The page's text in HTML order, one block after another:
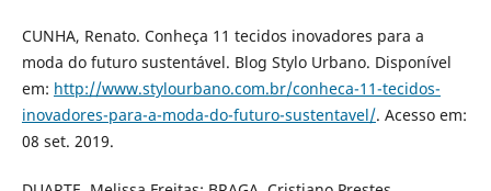
CUNHA, Renato. Conheça 11 tecidos inovadores para a
moda do futuro sustentável. Blog Stylo Urbano. Disponível
em: http://www.stylourbano.com.br/conheca-11-tecidos-
inovadores-para-a-moda-do-futuro-sustentavel/. Acesso em:
08 set. 2019.